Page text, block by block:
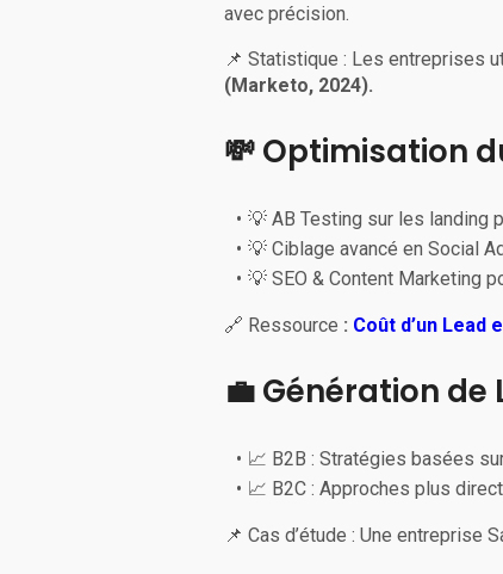
avec précision.
📌 Statistique : Les entreprises
(Marketo, 2024).
💸 Optimisation
💡 AB Testing sur les landing
💡 Ciblage avancé en Social
💡 SEO & Content Marketing
🔗 Ressource : Coût d’un Lead
💼 Génération de
📈 B2B : Stratégies basées
📈 B2C : Approches plus
📌 Cas d’étude : Une entreprise